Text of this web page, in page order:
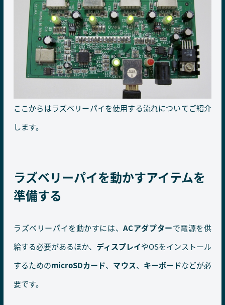
ここからはラズベリーパイを使用する流れについてご紹介
します。
ラズベリーパイを動かすアイテムを
準備する
ラズベリーパイを動かすには、ACアダプターで電源を供
給する必要があるほか、 ディスプレイやOSをインストール
するためのmicroSDカード、 マウス、 キーボードなどが必
要です。